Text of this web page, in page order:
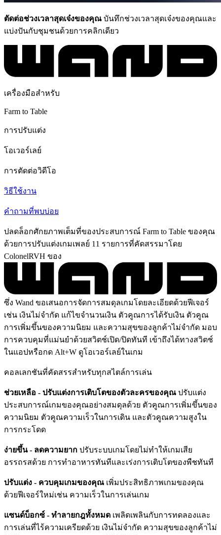
ตัดต่อช่วงเวลาสุดเจ๋งของคุณ บันทึกช่วงเวลาสุดเจ๋งของคุณและ
แบ่งปันกับชุมชนด้วยการคลิกเดียว
เครื่องมือสำหรับ
Farm to Table
การปรับแต่ง
โอเวอร์เลย์
การตัดต่อวิดีโอ
วิธีใช้งาน
คำถามที่พบบ่อย
ปลดล็อกศักยภาพเต็มที่ของประสบการณ์ Farm to Table ของคุณ
ด้วยการปรับแต่งเกมเพลย์ 11 รายการที่คัดสรรมาโดย
ColonelRVH ของ
ซึ่ง Wand ขอเสนอการจัดการสมดุลเกมโดยละเอียดด้วยฟีเจอร์
เช่น เงินไม่จำกัด แก้ไขจำนวนเงิน ตัวคูณการได้รับเงิน ตัวคูณ
การเพิ่มขึ้นของความนิยม และความสุขของลูกค้าไม่จำกัด มอบ
การควบคุมที่แม่นยำด้วยสวิตช์เปิด/ปิดทันที เข้าถึงได้ทางสวิตช์
ในแอปหรือกด Alt+W ดูโอเวอร์เลย์ในเกม
คอลเลกชันที่คัดสรรสำหรับทุกสไตล์การเล่น
ช่วยเหลือ - ปรับแต่งการเติบโตของตัวละครของคุณ ปรับแต่ง
ประสบการณ์เกมของคุณอย่างสมดุลด้วย ตัวคูณการเพิ่มขึ้นของ
ความนิยม ตัวคูณความเร็วในการเดิน และตัวคูณความสูงใน
การกระโดด
ง่ายขึ้น - ลดความยาก ปรับระบบเกมโดยไม่ทำให้เกมเสีย
อรรถรสด้วย การทำอาหารทันทีและเร่งการเติบโตของพืชทันที
ปรับแต่ง - ควบคุมเกมของคุณ เพิ่มประสิทธิภาพเกมของคุณ
ด้วยฟีเจอร์ใหม่เช่น ความเร็วในการเล่นเกม
แซนด์บ็อกซ์ - ทำลายกฎทั้งหมด เพลิดเพลินกับการทดลองและ
การเล่นที่ไร้ความเครียดด้วย เงินไม่จำกัด ความสุขของลูกค้าไม่